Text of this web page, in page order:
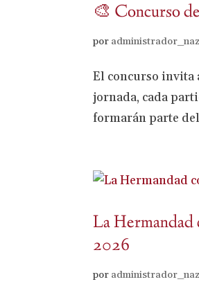
🎨 Concurso
por
El concurso invita
jornada, cada
formarán parte
La Hermandad
2026
por